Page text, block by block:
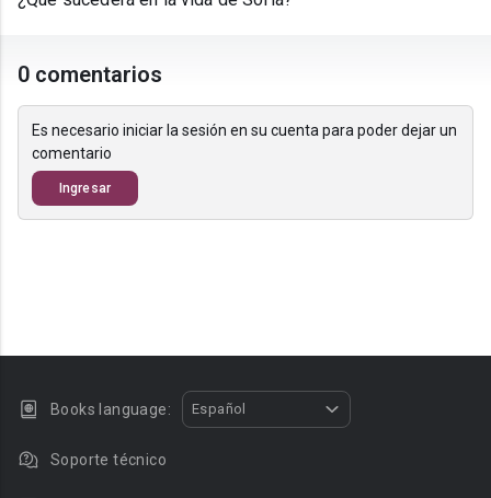
0 comentarios
Es necesario iniciar la sesión en su cuenta para poder dejar un
comentario
Ingresar
Books language: Español
Soporte técnico